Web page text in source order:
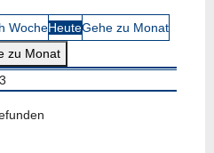
WocheHeuteGehe zu Monat
zu Monat